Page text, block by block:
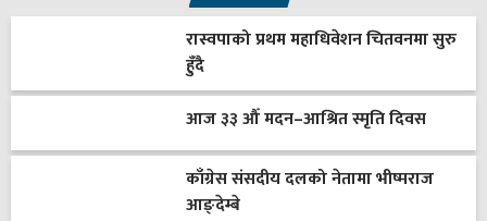
रास्वपाको प्रथम महाधिवेशन चितवनमा सुरु
हुँदै
आज ३३ औँ मदन–आश्रित स्मृति दिवस
काँग्रेस संसदीय दलको नेतामा भीष्मराज
आङ्देम्बे